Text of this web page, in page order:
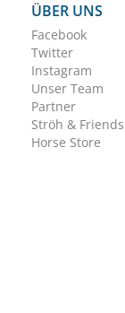
ÜBER UNS
Facebook
Twitter
Instagram
Unser Team
Partner
Ströh & Friends
Horse Store